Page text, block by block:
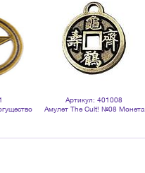
Артикул: 401008
Амулет The Cult! №08 Монета